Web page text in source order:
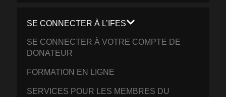
SE CONNECTER À L’IFES
SE CONNECTER À VOTRE COMPTE DE
DONATEUR
FORMATION EN LIGNE
SERVICES POUR LES MEMBRES DU